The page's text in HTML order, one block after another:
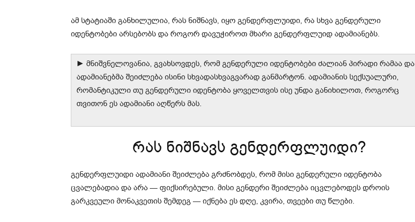
ამ სტატიაში განხილულია, რას ნიშნავს, იყო გენდერფლუიდი, რა სხვა გენდერული
იდენტობები არსებობს და როგორ დავუჭიროთ მხარი გენდერფლუიდ ადამიანებს.
► მნიშვნელოვანია, გვახსოვდეს, რომ გენდერული იდენტობები ძალიან პირადი რამაა და
ადამიანებმა შეიძლება ისინი სხვადასხვაგვარად განმარტონ. ადამიანის სექსუალური,
რომანტიკული თუ გენდერული იდენტობა ყოველთვის ისე უნდა განიხილოთ, როგორც
თვითონ ეს ადამიანი აღწერს მას.
რას ნიშნავს გენდერფლუიდი?
გენდერფლუიდი ადამიანი შეიძლება გრძნობდეს, რომ მისი გენდერული იდენტობა
ცვალებადია და არა — ფიქსირებული. მისი გენდერი შეიძლება იცვლებოდეს დროის
გარკვეული მონაკვეთის შემდეგ — იქნება ეს დღე, კვირა, თვეები თუ წლები.